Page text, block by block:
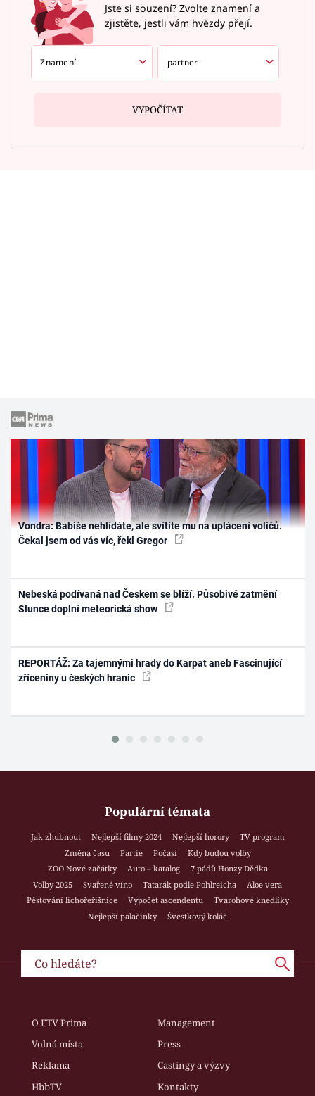
Jste si souzení? Zvolte znamení a
zjistěte, jestli vám hvězdy přejí.
VYPOČÍTAT
Vondra: Babiše nehlídáte, ale svítíte mu na uplácení voličů.
Čekal jsem od vás víc, řekl Gregor
Nebeská podívaná nad Českem se blíží. Působivé zatmění
Slunce doplní meteorická show
REPORTÁŽ: Za tajemnými hrady do Karpat aneb Fascinující
zříceniny u českých hranic
Populární témata
Jak zhubnout Nejlepší filmy 2024 Nejlepší horory
TV program
Změna času
Partie Počasí
Kdy budou volby
ZOO Nové začátky
Auto – katalog
7 pádů Honzy Dědka
Volby 2025
Svařené víno Tatarák podle Pohlreicha
Aloe vera
Pěstování lichořeřišnice
Výpočet ascendentu
Tvarohové knedlíky
Nejlepší palačinky
Švestkový koláč
O FTV Prima
Management
Volná místa
Press
Reklama
Castingy a výzvy
HbbTV
Kontakty